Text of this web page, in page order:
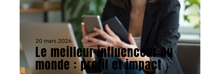
20 mars 2026
Le meilleur influenceur au
monde : profil et impact